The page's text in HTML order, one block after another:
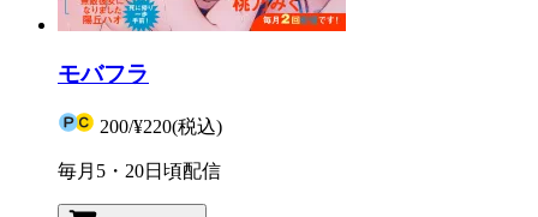
モバフラ
200/¥220(税込)
毎月5・20日頃配信